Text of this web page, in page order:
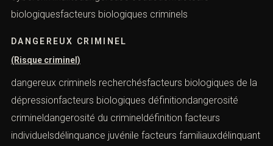
biologiquesfacteurs biologiques criminels
DANGEREUX CRIMINEL
(Risque criminel)
dangereux criminels recherchésfacteurs biologiques de la
dépressionfacteurs biologiques définitiondangerosité
crimineldangerosité du crimineldéfinition facteurs
individuelsdélinquance juvénile facteurs familiauxdélinquant